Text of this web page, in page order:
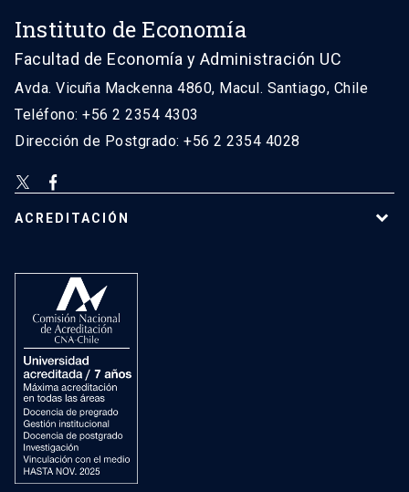
Instituto de Economía
Facultad de Economía y Administración UC
Avda. Vicuña Mackenna 4860, Macul. Santiago, Chile
Teléfono: +56 2 2354 4303
Dirección de Postgrado: +56 2 2354 4028
ACREDITACIÓN